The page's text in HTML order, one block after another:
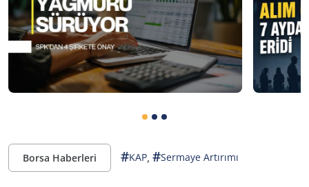
Borsa Haberleri #KAP, #Sermaye Artırımı